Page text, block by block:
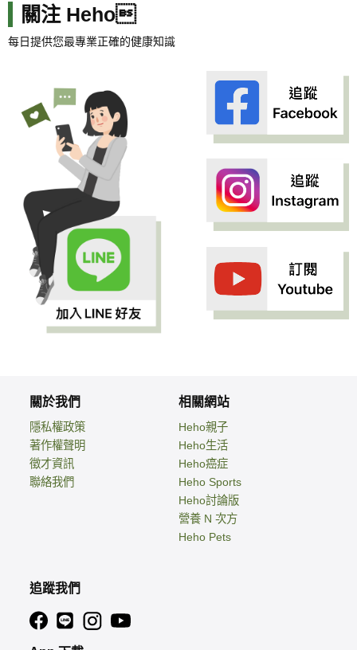
關注 Heho
每日提供您最專業正確的健康知識
關於我們
隱私權政策
著作權聲明
徵才資訊
聯絡我們
相關網站
Heho親子
Heho生活
Heho癌症
Heho Sports
Heho討論版
營養 N 次方
Heho Pets
追蹤我們